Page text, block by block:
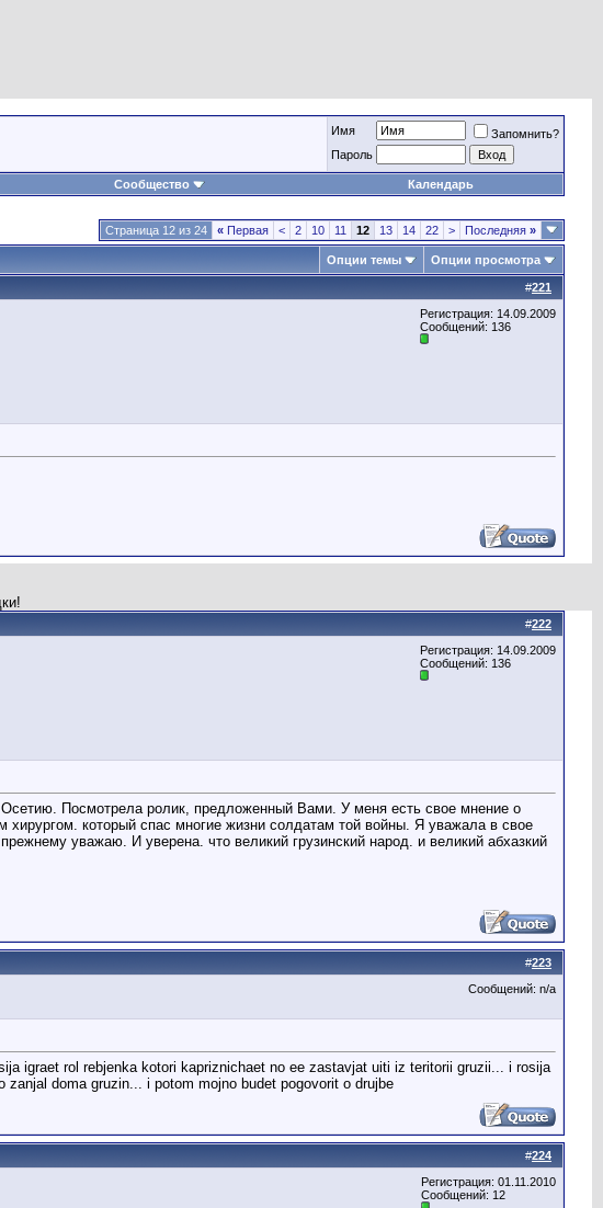
Имя
Запомнить?
Пароль
Сообщество Календарь
Страница 12 из 24 « Первая < 2 10 11 12 13 14 22 > Последняя »
Опции темы Опции просмотра
#221
Регистрация: 14.09.2009
Сообщений: 136
#222
Регистрация: 14.09.2009
Сообщений: 136
Осетию. Посмотрела ролик, предложенный Вами. У меня есть свое мнение о
который спас многие жизни солдатам той войны. Я уважала в свое
уважаю. И уверена. что великий грузинский народ. и великий абхазкий
#223
Сообщений: n/a
igraet rol rebjenka kotori kapriznichaet no ee zastavjat uiti iz teritorii gruzii... i rosija
doma gruzin... i potom mojno budet pogovorit o drujbe
#224
Регистрация: 01.11.2010
Сообщений: 12